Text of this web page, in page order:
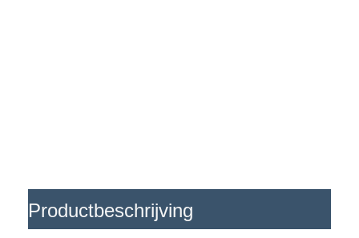
Productbeschrijving